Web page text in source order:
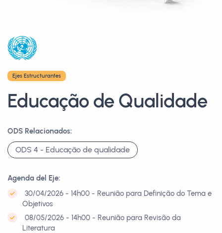
Ejes Estructurantes
Educação de Qualidade
ODS Relacionados:
ODS 4 - Educação de qualidade
Agenda del Eje:
30/04/2026 - 14h00 - Reunião para Definição do Tema e
Objetivos
08/05/2026 - 14h00 - Reunião para Revisão da
Literatura